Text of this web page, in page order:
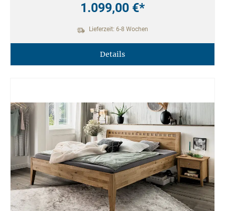
1.099,00 €*
Lieferzeit: 6-8 Wochen
Details